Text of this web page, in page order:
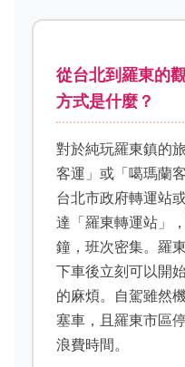
從台北到羅東的
方式是什麼？
對於純玩羅東鎮的
客運」或「噶瑪蘭
台北市政府轉運站
達「羅東轉運站」
鐘，班次密集。羅
下車後立刻可以開
的麻煩。自駕雖然
塞車，且羅東市區
浪費時間。